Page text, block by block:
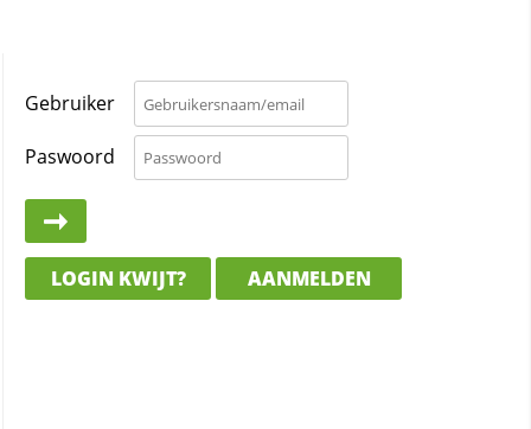
Gebruiker
Paswoord
LOGIN KWIJT? AANMELDEN